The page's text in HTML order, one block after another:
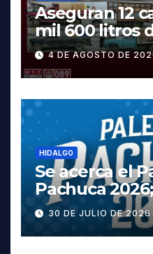
Aseguran 12
mil 600 litros
y dos
Tula
4 DE AGOSTO DE
HIDALGO
Se acerca el
Pachuca
cartelera
fechas y los
30 DE JULIO DE 2026